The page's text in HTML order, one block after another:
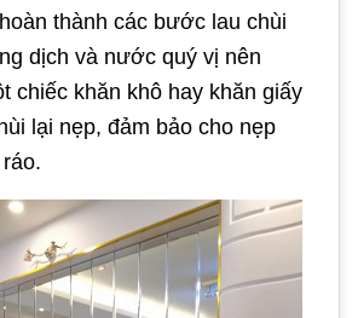
thành các bước lau chùi
dịch và nước quý vị nên
chiếc khăn khô hay khăn giấy
lại nẹp, đảm bảo cho nẹp